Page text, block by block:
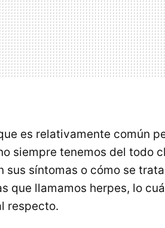
es relativamente común
siempre tenemos del todo
sus síntomas o cómo se
que llamamos herpes, lo
respecto.